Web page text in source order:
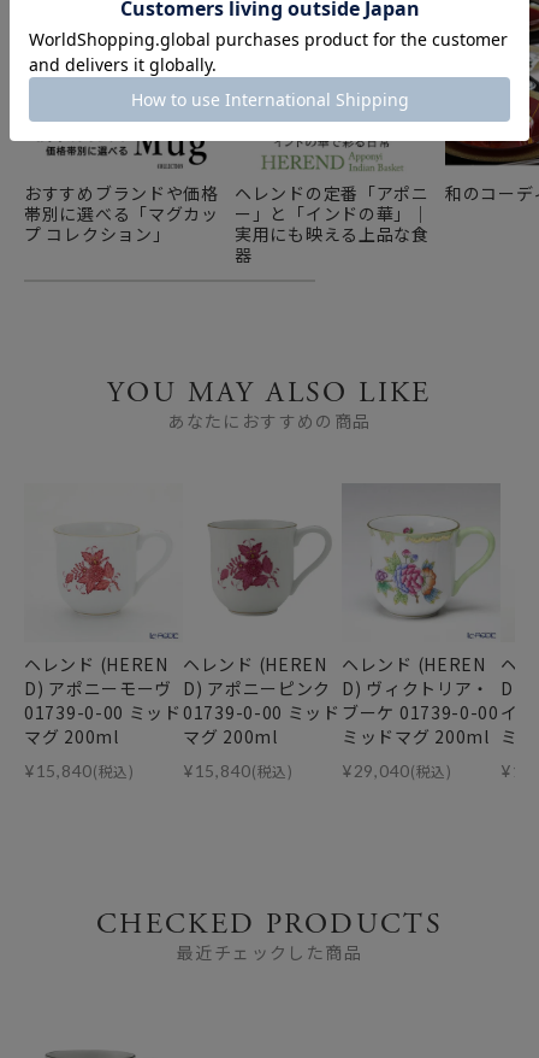
おすすめブランドや価格
帯別に選べる「マグカッ
プ コレクション」
ヘレンドの定番「アポニ
ー」と「インドの華」｜
実用にも映える上品な食
器
和のコーデ
YOU MAY ALSO LIKE
あなたにおすすめの商品
ヘレンド (HEREN
D) アポニーモーヴ
01739-0-00 ミッド
マグ 200ml
¥15,840(税込)
ヘレンド (HEREN
D) アポニーピンク
01739-0-00 ミッド
マグ 200ml
¥15,840(税込)
ヘレンド (HEREN
D) ヴィクトリア・
ブーケ 01739-0-00
ミッドマグ 200ml
¥29,040(税込)
ヘ
D)
イ
ミ
¥
CHECKED PRODUCTS
最近チェックした商品